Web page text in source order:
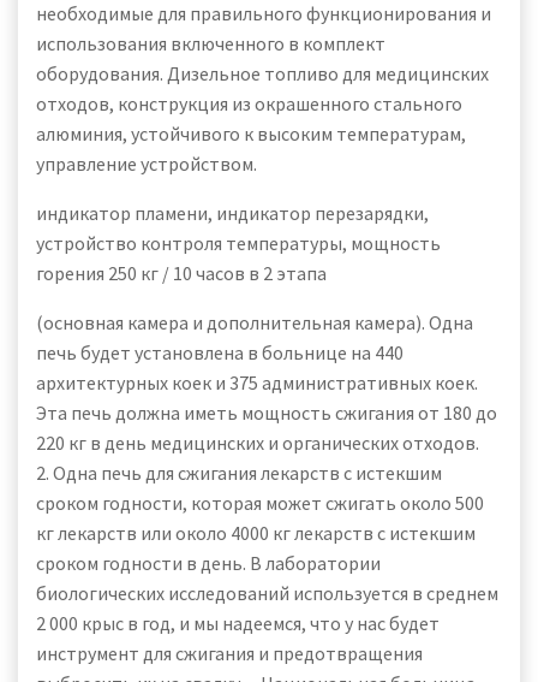
необходимые для правильного функционирования и
использования включенного в комплект
оборудования. Дизельное топливо для медицинских
отходов, конструкция из окрашенного стального
алюминия, устойчивого к высоким температурам,
управление устройством.
индикатор пламени, индикатор перезарядки,
устройство контроля температуры, мощность
горения 250 кг / 10 часов в 2 этапа
(основная камера и дополнительная камера). Одна
печь будет установлена в больнице на 440
архитектурных коек и 375 административных коек.
Эта печь должна иметь мощность сжигания от 180 до
220 кг в день медицинских и органических отходов.
2. Одна печь для сжигания лекарств с истекшим
сроком годности, которая может сжигать около 500
кг лекарств или около 4000 кг лекарств с истекшим
сроком годности в день. В лаборатории
биологических исследований используется в среднем
2 000 крыс в год, и мы надеемся, что у нас будет
инструмент для сжигания и предотвращения